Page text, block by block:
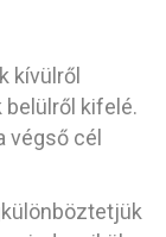
kívülről
belülről kifelé.
végső cél